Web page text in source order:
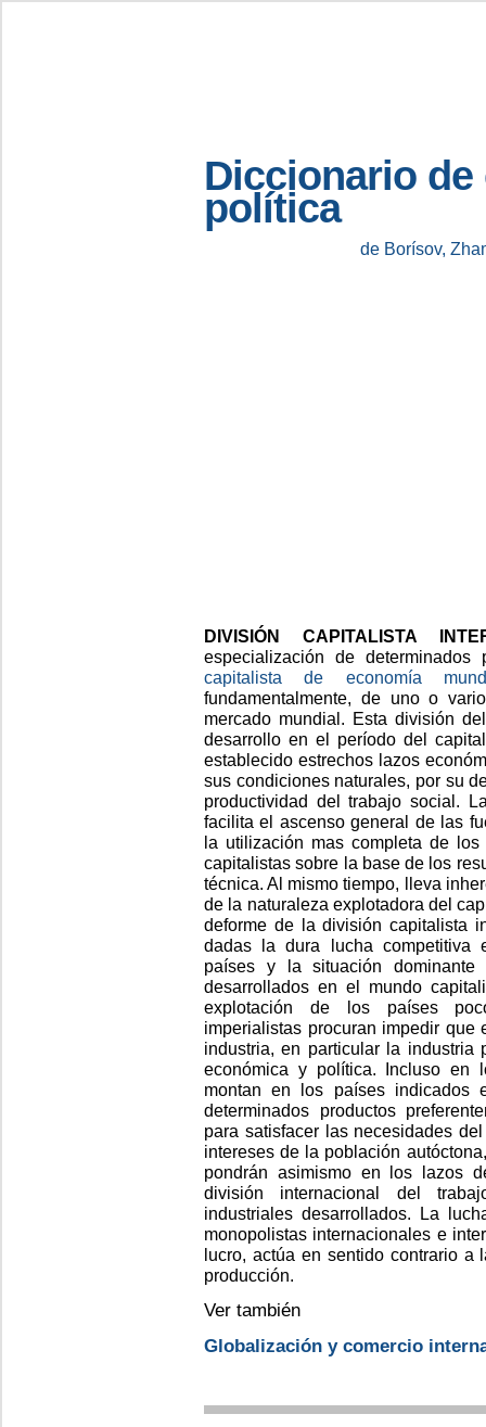
Diccionario de
política
de Borísov,
DIVISIÓN CAPITALISTA
especialización de
capitalista de economía
fundamentalmente, de uno o
mercado mundial. Esta división
desarrollo en el período del
establecido estrechos lazos
sus condiciones naturales, por su
productividad del trabajo social.
facilita el ascenso general de las
la utilización mas completa de
capitalistas sobre la base de los
técnica. Al mismo tiempo, lleva
de la naturaleza explotadora del
deforme de la división capitalista
dadas la dura lucha competitiva
países y la situación dominante
desarrollados en el mundo
explotación de los países
imperialistas procuran impedir que
industria, en particular la industria
económica y política. Incluso en
montan en los países indicados
determinados productos
para satisfacer las necesidades
intereses de la población
pondrán asimismo en los lazos
división internacional del
industriales desarrollados. La
monopolistas internacionales e
lucro, actúa en sentido contrario a
producción.
Ver también
Globalización y comercio